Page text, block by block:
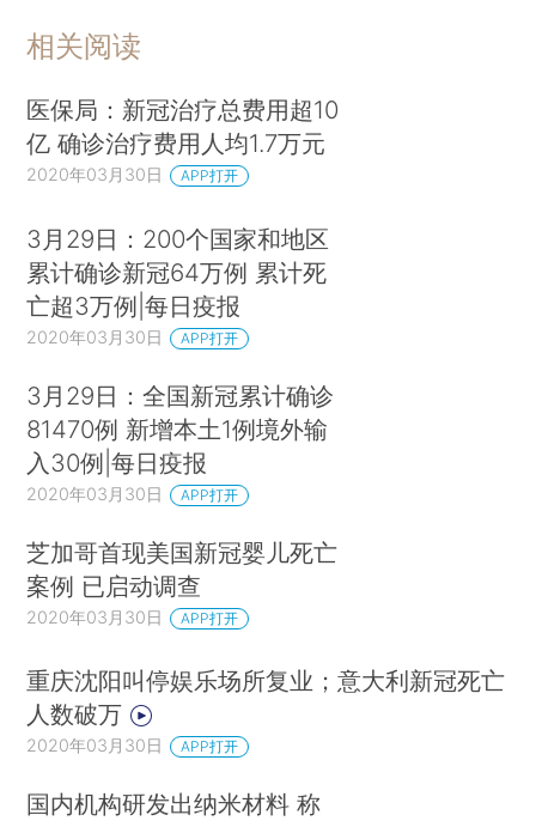
相关阅读
医保局：新冠治疗总费用超10
亿 确诊治疗费用人均1.7万元
2020年03月30日 APP打开
3月29日：200个国家和地区
累计确诊新冠64万例 累计死
亡超3万例|每日疫报
2020年03月30日 APP打开
3月29日：全国新冠累计确诊
81470例 新增本土1例境外输
入30例|每日疫报
2020年03月30日 APP打开
芝加哥首现美国新冠婴儿死亡
案例 已启动调查
2020年03月30日 APP打开
重庆沈阳叫停娱乐场所复业；意大利新冠死亡
人数破万
2020年03月30日 APP打开
国内机构研发出纳米材料 称